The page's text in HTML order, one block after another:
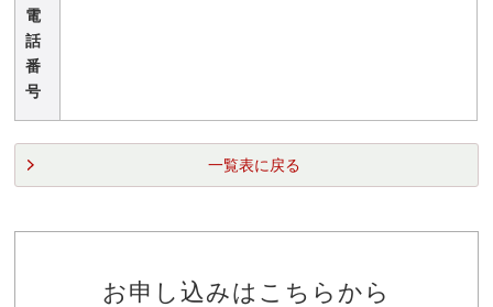
電
話
番
号
一覧表に戻る
お申し込みはこちらから